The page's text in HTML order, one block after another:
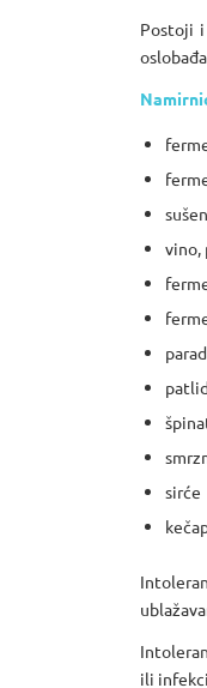
Postoji
vino,
sirće
ili